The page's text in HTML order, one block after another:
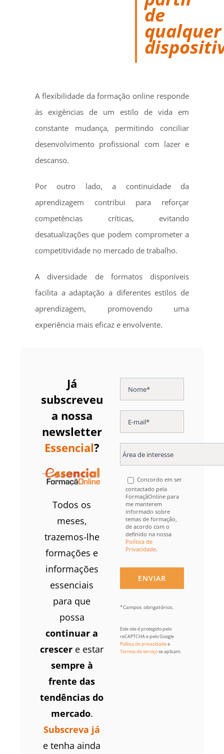
de
qualquer
A flexibilidade da formação online responde
às exigências de um estilo de vida em
constante mudança, permitindo conciliar
desenvolvimento profissional com lazer e
descanso.
Por outro lado, a continuidade da
aprendizagem contribui para reforçar
competências críticas, evitando
desatualizações que podem comprometer a
competitividade no mercado de trabalho.
A diversidade de formatos disponíveis
facilita a adaptação a diferentes estilos de
aprendizagem, promovendo uma
experiência mais eficaz e envolvente.
Já
subscreveu
a nossa
newsletter
Essencial?
Todos os
meses,
trazemos-lhe
formações e
informações
essenciais
para que
possa
continuar a
crescer e estar
sempre à
frente das
tendências do
mercado.
Subscreva já
e tenha ainda
Concordo em ser
contactado pela
FormaçãOnline para
me manterem
informado sobre
temas de formação,
de acordo com o
definido na nossa
Política de
Privacidade.
*Campos obrigatórios.
Este site é protegido pelo
reCAPTCHA e pelo Google
Política de privacidadee
Termos de serviçose aplicam.